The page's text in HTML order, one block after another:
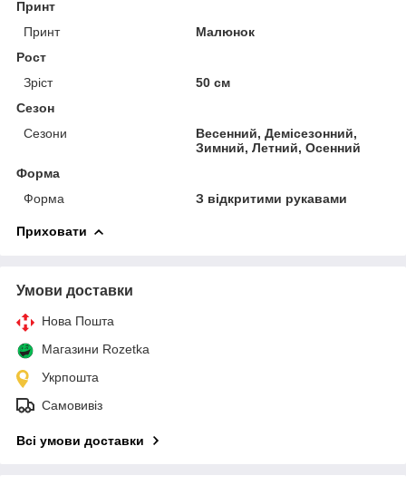
Принт
Принт
Малюнок
Рост
Зріст
50 см
Сезон
Сезони
Весенний, Демісезонний,
Зимний, Летний, Осенний
Форма
Форма
З відкритими рукавами
Приховати
Умови доставки
Нова Пошта
Магазини Rozetka
Укрпошта
Самовивіз
Всі умови доставки